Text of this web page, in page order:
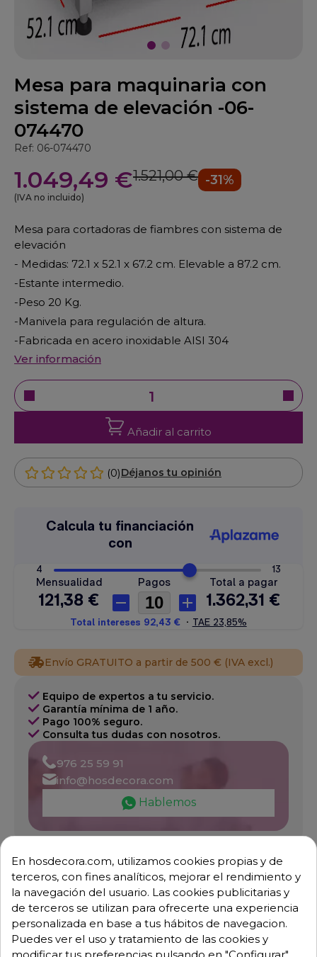
Mesa para maquinaria con
sistema de elevación -06-
074470
Ref: 06-074470
1.049,49 €1.521,00 € -31%
(IVA no incluido)
Mesa para cortadoras de fiambres con sistema de
elevación
- Medidas: 72.1 x 52.1 x 67.2 cm. Elevable a 87.2 cm.
-Estante intermedio.
-Peso 20 Kg.
-Manivela para regulación de altura.
-Fabricada en acero inoxidable AISI 304
Ver información
Añadir al carrito
(0)Déjanos tu opinión
Envío GRATUITO a partir de 500 € (IVA excl.)
Equipo de expertos a tu servicio.
Garantía mínima de 1 año.
Pago 100% seguro.
Consulta tus dudas con nosotros.
976 25 59 91
info@hosdecora.com
Hablemos
Pide tu presupuesto
En hosdecora.com, utilizamos cookies propias y de
terceros, con fines analíticos, mejorar el rendimiento y
la navegación del usuario. Las cookies publicitarias y
de terceros se utilizan para ofrecerte una experiencia
personalizada en base a tus hábitos de navegacion.
Puedes ver el uso y tratamiento de las cookies y
modificar tus preferencias pulsando en "Configurar",